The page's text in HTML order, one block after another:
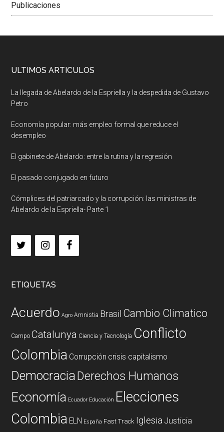
Publicaciones
ULTIMOS ARTICULOS
La llegada de Abelardo de la Espriella y la despedida de Gustavo
Petro
Economía popular: más empleo formal que reduce el
desempleo
El gabinete de Abelardo: entre la rutina y la regresión
El pasado conjugado en futuro
Cómplices del patriarcado y la corrupción: las ministras de
Abelardo de la Espriella- Parte 1
ETIQUETAS
Acuerdo Agro Amnistia Brasil Cambio Climatico
Campo Catalunya Ciencia y Tecnología Conflicto
Colombia Corrupción crisis capitalismo
DemocraciaDerechos Humanos
Economía Ecuador Educación Elecciones
Colombia ELN España Fast Track Iglesia Justicia